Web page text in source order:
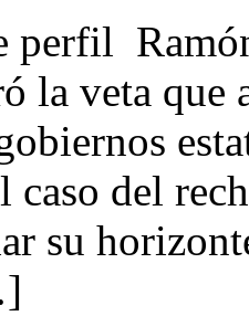
perfil
la veta que
caso del
su